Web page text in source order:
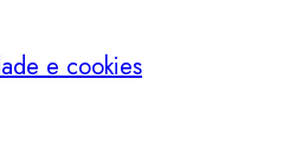
e cookies